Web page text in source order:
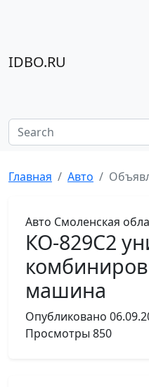
IDBO.RU
Главная Авто
Авто Смоленская
КО-829С2
машина
Опубликовано
Просмотры 850